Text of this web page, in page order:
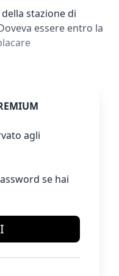
stazione di
essere entro la
agli
se hai